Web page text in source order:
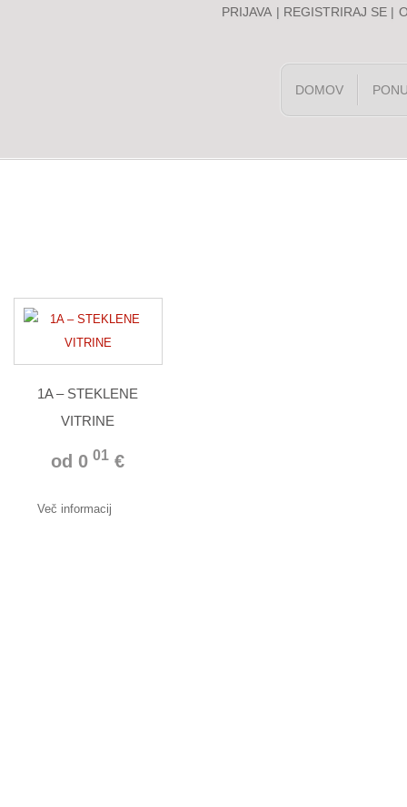
| REGISTRIRAJ SE |
PRIJAVA
DOMOV
1A – STEKLENE
VITRINE
od 0 01 €
Več informacij